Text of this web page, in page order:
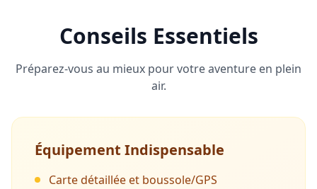
Conseils Essentiels
Préparez-vous au mieux pour votre aventure en plein
air.
Équipement Indispensable
Carte détaillée et boussole/GPS